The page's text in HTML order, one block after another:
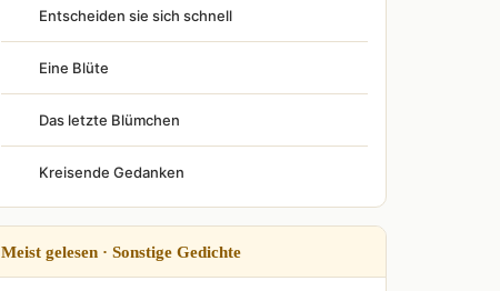
Entscheiden sie sich schnell
Eine Blüte
Das letzte Blümchen
Kreisende Gedanken
Meist gelesen · Sonstige Gedichte